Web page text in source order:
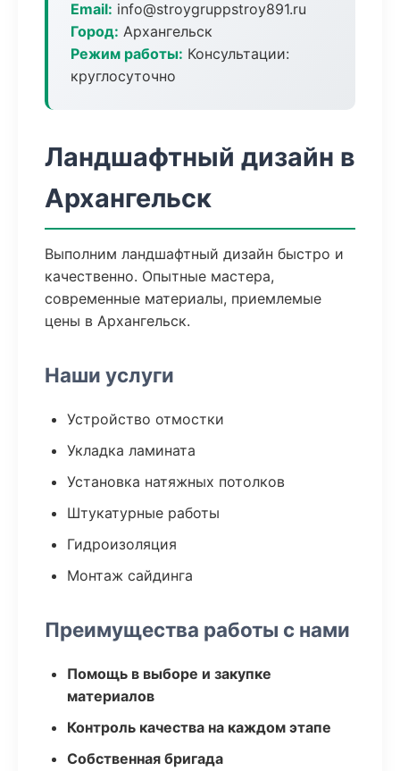
Email: info@stroygruppstroy891.ru
Город: Архангельск
Режим работы: Консультации:
круглосуточно
Ландшафтный дизайн в
Архангельск
Выполним ландшафтный дизайн быстро и
качественно. Опытные мастера,
современные материалы, приемлемые
цены в Архангельск.
Наши услуги
Устройство отмостки
Укладка ламината
Установка натяжных потолков
Штукатурные работы
Гидроизоляция
Монтаж сайдинга
Преимущества работы с нами
Помощь в выборе и закупке
материалов
Контроль качества на каждом этапе
Собственная бригада